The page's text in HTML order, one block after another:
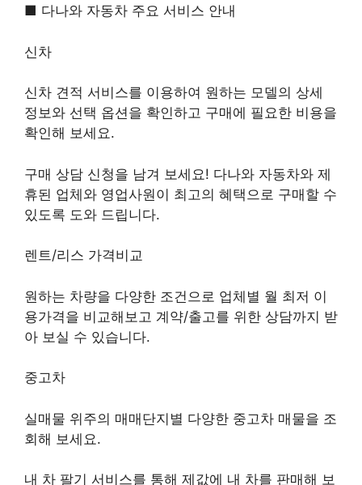
■ 다나와 자동차 주요 서비스 안내
신차
신차 견적 서비스를 이용하여 원하는 모델의 상세
정보와 선택 옵션을 확인하고 구매에 필요한 비용을
확인해 보세요.
구매 상담 신청을 남겨 보세요! 다나와 자동차와 제
휴된 업체와 영업사원이 최고의 혜택으로 구매할 수
있도록 도와 드립니다.
렌트/리스 가격비교
원하는 차량을 다양한 조건으로 업체별 월 최저 이
용가격을 비교해보고 계약/출고를 위한 상담까지 받
아 보실 수 있습니다.
중고차
실매물 위주의 매매단지별 다양한 중고차 매물을 조
회해 보세요.
내 차 팔기 서비스를 통해 제값에 내 차를 판매해 보